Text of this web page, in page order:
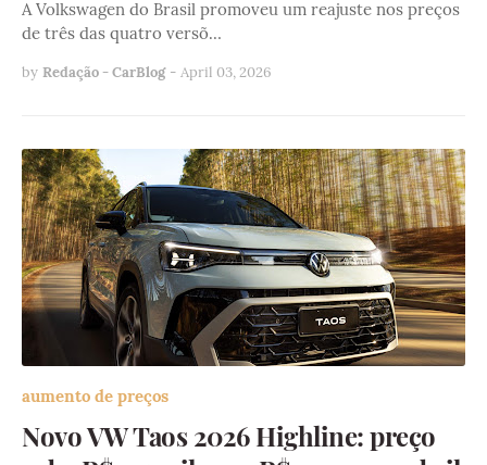
A Volkswagen do Brasil promoveu um reajuste nos preços
de três das quatro versõ…
by Redação - CarBlog - April 03, 2026
aumento de preços
Novo VW Taos 2026 Highline: preço